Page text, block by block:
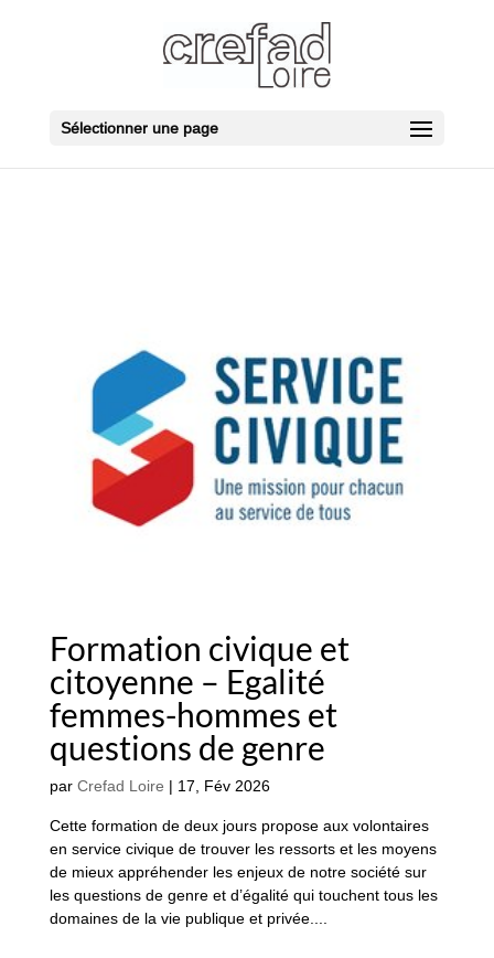
Sélectionner une page
Formation civique et
citoyenne – Egalité
femmes-hommes et
questions de genre
par Crefad Loire | 17, Fév 2026
Cette formation de deux jours propose aux volontaires
en service civique de trouver les ressorts et les moyens
de mieux appréhender les enjeux de notre société sur
les questions de genre et d’égalité qui touchent tous les
domaines de la vie publique et privée....